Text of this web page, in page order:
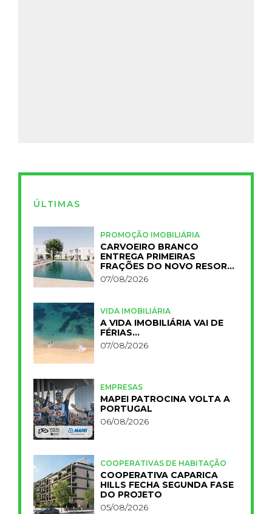
ÚLTIMAS
PROMOÇÃO IMOBILIÁRIA
CARVOEIRO BRANCO
ENTREGA PRIMEIRAS
FRAÇÕES DO NOVO RESORT
PRIMELIFE
07/08/2026
VIDA IMOBILIÁRIA
A VIDA IMOBILIÁRIA VAI DE
FÉRIAS…
07/08/2026
EMPRESAS
MAPEI PATROCINA VOLTA A
PORTUGAL
06/08/2026
COOPERATIVAS DE HABITAÇÃO
COOPERATIVA CAPARICA
HILLS FECHA SEGUNDA FASE
DO PROJETO
05/08/2026